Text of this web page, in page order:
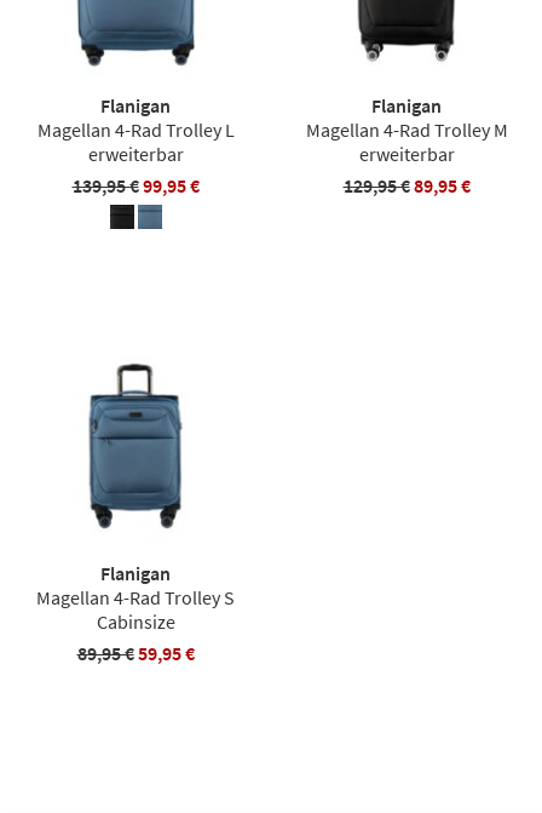
Flanigan
Magellan 4-Rad Trolley L
erweiterbar
139,95 €99,95 €
Flanigan
Magellan 4-Rad Trolley M
erweiterbar
129,95 €89,95 €
Flanigan
Magellan 4-Rad Trolley S
Cabinsize
89,95 €59,95 €